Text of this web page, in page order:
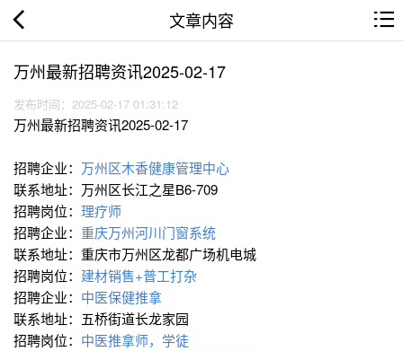
文章内容
万州最新招聘资讯2025-02-17
发布时间：2025-02-17 01:31:12
万州最新招聘资讯2025-02-17
招聘企业： 万州区木香健康管理中心
联系地址：万州区长江之星B6-709
招聘岗位： 理疗师
招聘企业： 重庆万州河川门窗系统
联系地址：重庆市万州区龙都广场机电城
招聘岗位： 建材销售+普工打杂
招聘企业： 中医保健推拿
联系地址：五桥街道长龙家园
招聘岗位： 中医推拿师，学徒